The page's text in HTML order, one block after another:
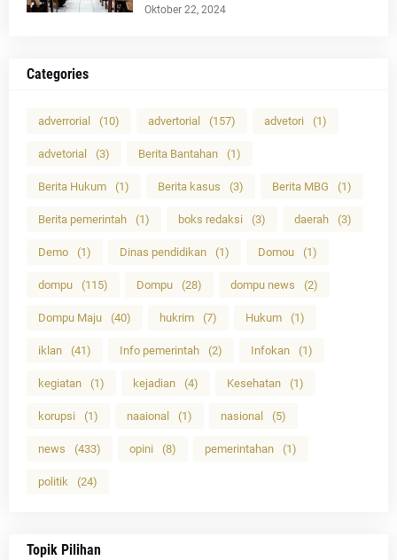
Oktober 22, 2024
Categories
adverrorial (10) advertorial (157) advetori (1)
advetorial (3) Berita Bantahan (1)
Berita Hukum (1) Berita kasus (3) Berita MBG (1)
Berita pemerintah (1) boks redaksi (3) daerah (3)
Demo (1) Dinas pendidikan (1) Domou (1)
dompu (115) Dompu (28) dompu news (2)
Dompu Maju (40) hukrim (7) Hukum (1)
iklan (41) Info pemerintah (2) Infokan (1)
kegiatan (1) kejadian (4) Kesehatan (1)
korupsi (1) naaional (1) nasional (5)
news (433) opini (8) pemerintahan (1)
politik (24)
Topik Pilihan